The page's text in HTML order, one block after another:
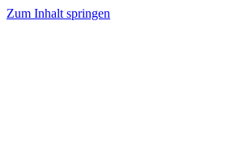
Zum Inhalt springen